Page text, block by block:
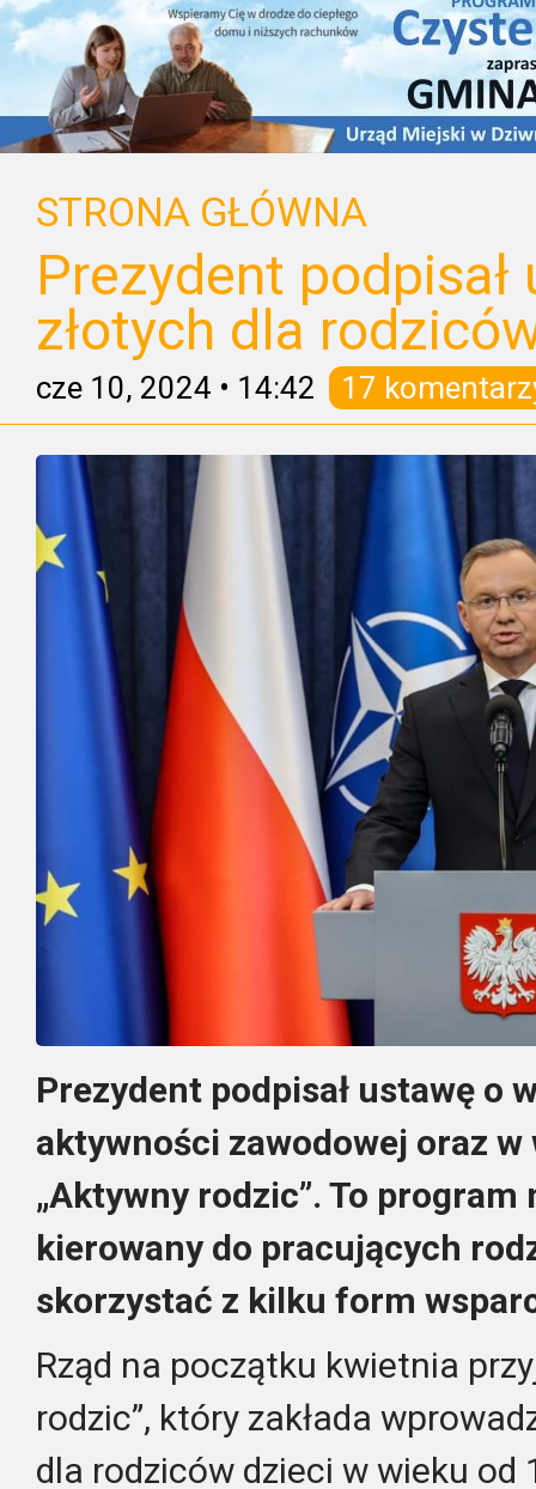
STRONA GŁÓWNA
Prezydent
złotych dla
cze 10, 2024 • 14:42 17
Prezydent podpisał ustawę o
aktywności zawodowej oraz
„Aktywny rodzic”. To program
kierowany do pracujących
skorzystać z kilku form
Rząd na początku kwietnia
rodzic”, który zakłada
dla rodziców dzieci w wieku od